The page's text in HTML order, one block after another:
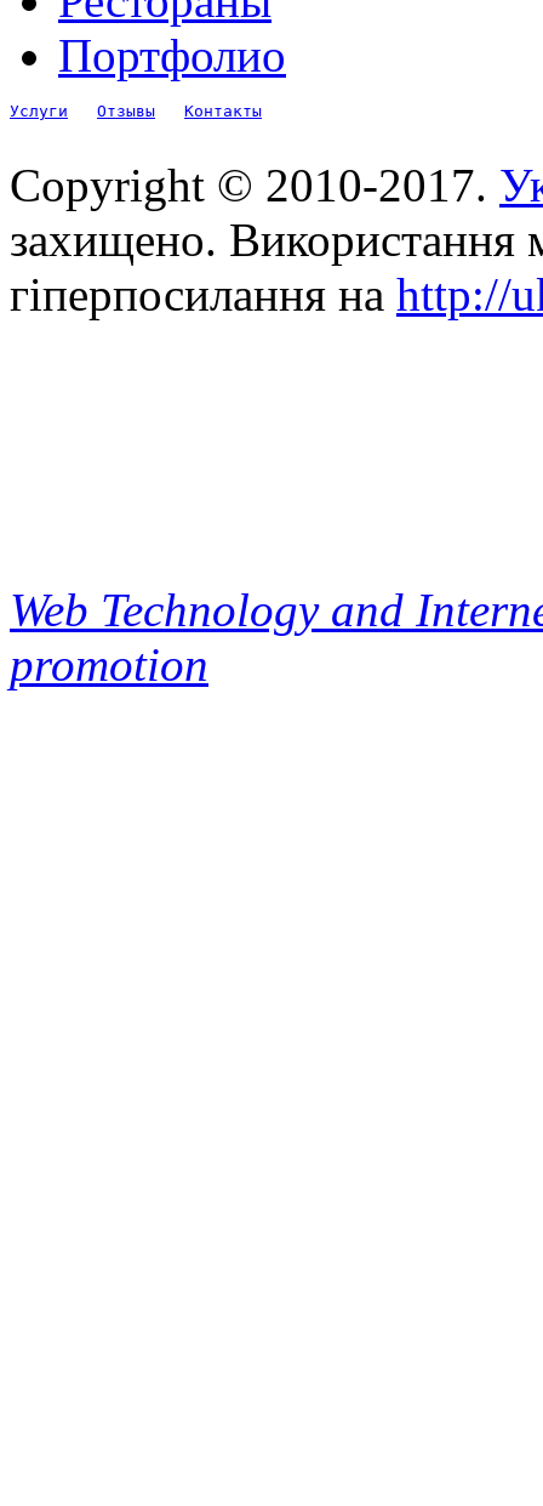
Портфолио
Услуги Отзывы Контакты
Copyright © 2010-2017.
захищено. Використання
гіперпосилання на http://
Web Technology and
promotion